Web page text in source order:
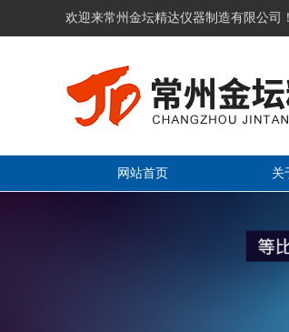
欢迎来常州金坛精达仪器制造有限公司
网站首页 关